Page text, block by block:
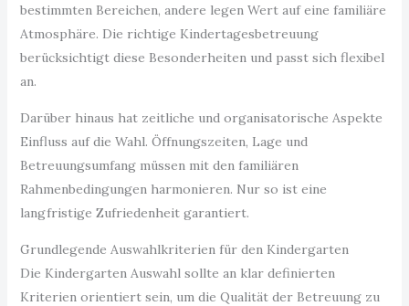
bestimmten Bereichen, andere legen Wert auf eine familiäre
Atmosphäre. Die richtige Kindertagesbetreuung
berücksichtigt diese Besonderheiten und passt sich flexibel
an.
Darüber hinaus hat zeitliche und organisatorische Aspekte
Einfluss auf die Wahl. Öffnungszeiten, Lage und
Betreuungsumfang müssen mit den familiären
Rahmenbedingungen harmonieren. Nur so ist eine
langfristige Zufriedenheit garantiert.
Grundlegende Auswahlkriterien für den Kindergarten
Die Kindergarten Auswahl sollte an klar definierten
Kriterien orientiert sein, um die Qualität der Betreuung zu